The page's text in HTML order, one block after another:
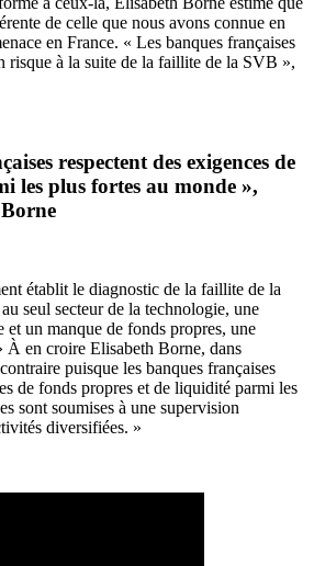
de celle que nous avons connue en
en France. « Les banques françaises
risque à la suite de la faillite de la SVB »,
respectent des exigences de
les plus fortes au monde »,
établit le diagnostic de la faillite de la
seul secteur de la technologie, une
un manque de fonds propres, une
À en croire Elisabeth Borne, dans
puisque les banques françaises
de fonds propres et de liquidité parmi les
sont soumises à une supervision
diversifiées. »